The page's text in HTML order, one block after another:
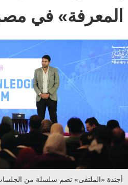
المعرفة» في
أجندة «الملتقى» تضم سلسلة من الجلسات